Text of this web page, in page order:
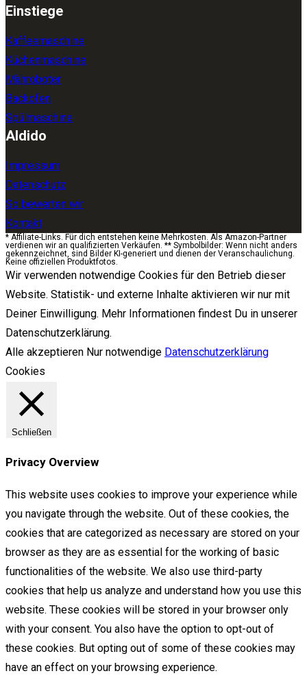
Einstiege
Kaffeemaschine
Küchenmaschine
Mähroboter
Backofen
Spülmaschine
Aldido
Impressum
Datenschutz
So bewerten wir
Kontakt
* Affiliate-Links. Für dich entstehen keine Mehrkosten. Als Amazon-Partner
verdienen wir an qualifizierten Verkäufen. ** Symbolbilder: Wenn nicht anders
gekennzeichnet, sind Bilder KI-generiert und dienen der Veranschaulichung.
Keine offiziellen Produktfotos.
Wir verwenden notwendige Cookies für den Betrieb dieser
Website. Statistik- und externe Inhalte aktivieren wir nur mit
Deiner Einwilligung. Mehr Informationen findest Du in unserer
Datenschutzerklärung.
Alle akzeptieren Nur notwendige Datenschutzerklärung
Cookies
Schließen
Privacy Overview
This website uses cookies to improve your experience while
you navigate through the website. Out of these cookies, the
cookies that are categorized as necessary are stored on your
browser as they are as essential for the working of basic
functionalities of the website. We also use third-party
cookies that help us analyze and understand how you use this
website. These cookies will be stored in your browser only
with your consent. You also have the option to opt-out of
these cookies. But opting out of some of these cookies may
have an effect on your browsing experience.